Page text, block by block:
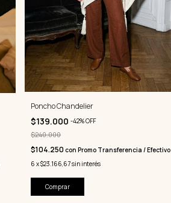
Poncho Chandelier
$139.000-42%OFF
$240.000
$104.250con Promo Transferencia / Efectivo
6 x$23.166,67sin interés